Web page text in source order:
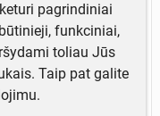
10 ir 11 dienomis
pagrindiniai
funkciniai,
toliau Jūs
Taip pat galite